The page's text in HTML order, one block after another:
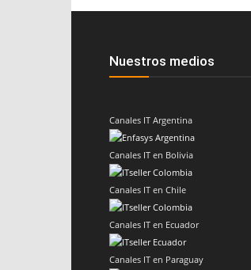
Nuestros medios
Canales IT Argentina
Canales IT en Bolivia
Canales IT en Chile
Canales IT en Ecuador
Canales IT en Paraguay